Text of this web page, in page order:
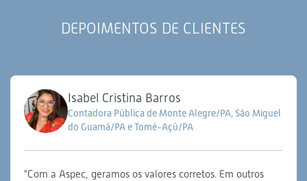
DEPOIMENTOS DE CLIENTES
Isabel Cristina Barros
Contadora Pública de Monte Alegre/PA, São Miguel
do Guamá/PA e Tomé-Açú/PA
"Com a Aspec, geramos os valores corretos. Em outros